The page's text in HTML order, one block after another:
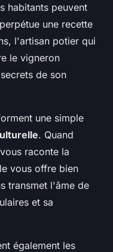
habitants peuvent
une recette
l'artisan potier qui
le vigneron
de son
une simple
. Quand
raconte la
vous offre bien
transmet l'âme de
et sa
également les